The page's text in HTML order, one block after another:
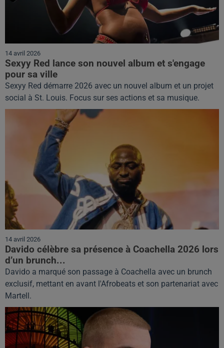
14 avril 2026
Sexyy Red lance son nouvel album et s'engage
pour sa ville
Sexyy Red démarre 2026 avec un nouvel album et un projet
social à St. Louis. Focus sur ses actions et sa musique.
14 avril 2026
Davido célèbre sa présence à Coachella 2026 lors
d’un brunch...
Davido a marqué son passage à Coachella avec un brunch
exclusif, mettant en avant l'Afrobeats et son partenariat avec
Martell.